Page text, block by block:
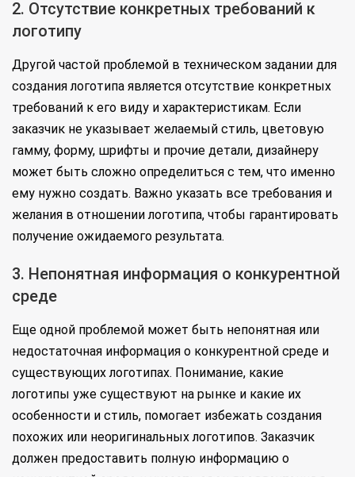
2. Отсутствие конкретных требований к
логотипу
Другой частой проблемой в техническом задании для
создания логотипа является отсутствие конкретных
требований к его виду и характеристикам. Если
заказчик не указывает желаемый стиль, цветовую
гамму, форму, шрифты и прочие детали, дизайнеру
может быть сложно определиться с тем, что именно
ему нужно создать. Важно указать все требования и
желания в отношении логотипа, чтобы гарантировать
получение ожидаемого результата.
3. Непонятная информация о конкурентной
среде
Еще одной проблемой может быть непонятная или
недостаточная информация о конкурентной среде и
существующих логотипах. Понимание, какие
логотипы уже существуют на рынке и какие их
особенности и стиль, помогает избежать создания
похожих или неоригинальных логотипов. Заказчик
должен предоставить полную информацию о